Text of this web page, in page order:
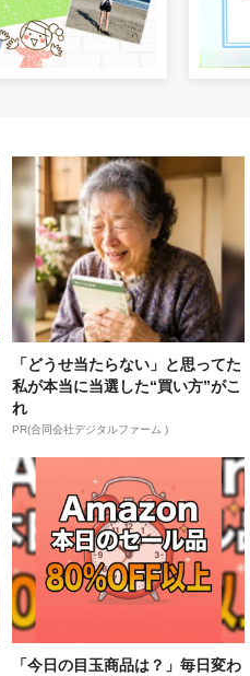
「どうせ当たらない」と思ってた
私が本当に当選した“買い方”がこ
れ
PR(合同会社デジタルファーム )
「今日の目玉商品は？」毎日変わ